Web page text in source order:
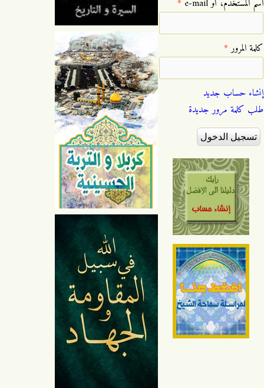
‏اسم المستخدم، أو e-mail ‏ *
‏كلمة المرور ‏*
إنشاء حساب جديد
طلب كلمة مرور جديدة